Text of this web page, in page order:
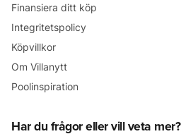
Finansiera ditt köp
Integritetspolicy
Köpvillkor
Om Villanytt
Poolinspiration
Har du frågor eller vill veta mer?